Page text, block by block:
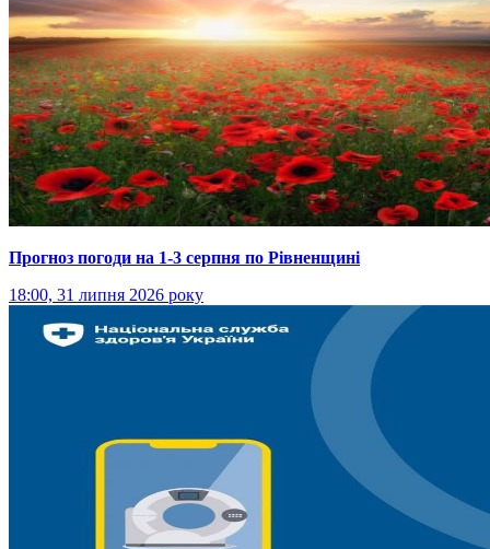
Прогноз погоди на 1-3 серпня по Рівненщині
18:00, 31 липня 2026 року